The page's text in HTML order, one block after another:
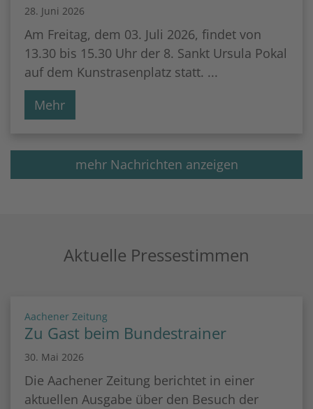
28. Juni 2026
Am Freitag, dem 03. Juli 2026, findet von
13.30 bis 15.30 Uhr der 8. Sankt Ursula Pokal
auf dem Kunstrasenplatz statt. ...
Mehr
mehr Nachrichten anzeigen
Aktuelle Pressestimmen
Aachener Zeitung
Zu Gast beim Bundestrainer
30. Mai 2026
Die Aachener Zeitung berichtet in einer
aktuellen Ausgabe über den Besuch der